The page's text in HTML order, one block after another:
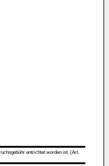
entrichtet worden ist. (Art.